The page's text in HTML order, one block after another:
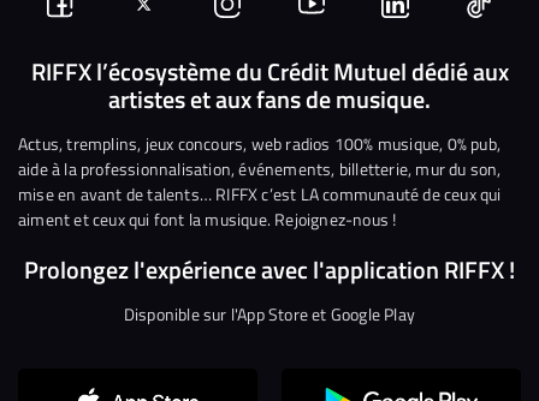
Suivez-
nous
Facebook
Suivez-
nous
sur
Twitter
Nous
rejoindre
sur
Instagram
Nous
rejoindre
sur
YouTube
Nous
rejoindre
sur
Linkedin
Nous
RIFFX l’écosystème du Crédit Mutuel dédié aux
artistes et aux fans de musique.
Actus, tremplins, jeux concours, web radios 100% musique, 0% pub,
aide à la professionnalisation, événements, billetterie, mur du son,
mise en avant de talents… RIFFX c’est LA communauté de ceux qui
aiment et ceux qui font la musique. Rejoignez-nous !
Prolongez l'expérience avec l'application RIFFX !
Disponible sur l'App Store et Google Play